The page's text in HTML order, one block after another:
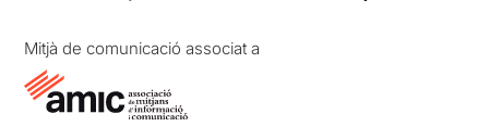
Mitjà de comunicació associat a